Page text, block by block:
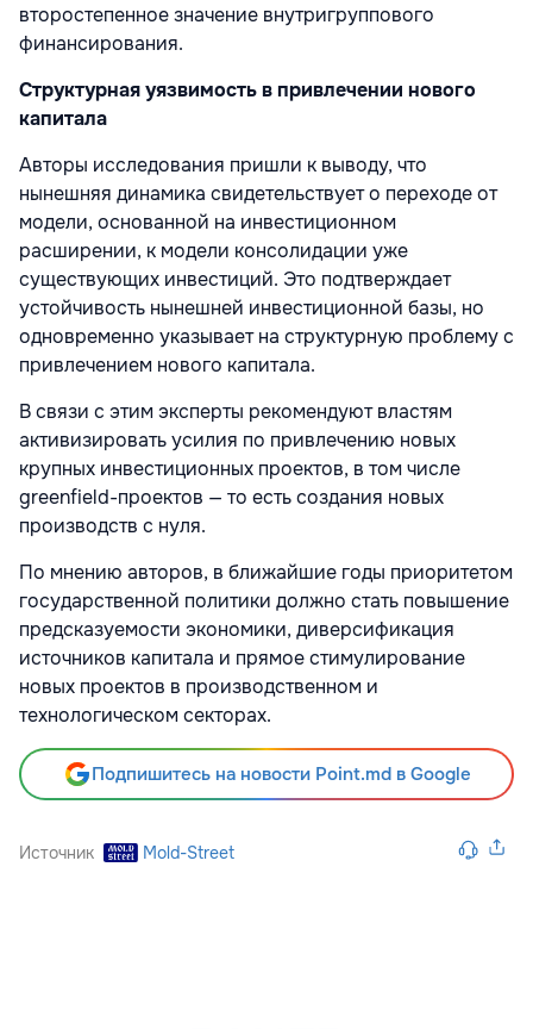
второстепенное значение внутригруппового
финансирования.
Структурная уязвимость в привлечении нового
капитала
Авторы исследования пришли к выводу, что
нынешняя динамика свидетельствует о переходе от
модели, основанной на инвестиционном
расширении, к модели консолидации уже
существующих инвестиций. Это подтверждает
устойчивость нынешней инвестиционной базы, но
одновременно указывает на структурную проблему с
привлечением нового капитала.
В связи с этим эксперты рекомендуют властям
активизировать усилия по привлечению новых
крупных инвестиционных проектов, в том числе
greenfield-проектов — то есть создания новых
производств с нуля.
По мнению авторов, в ближайшие годы приоритетом
государственной политики должно стать повышение
предсказуемости экономики, диверсификация
источников капитала и прямое стимулирование
новых проектов в производственном и
технологическом секторах.
Подпишитесь на новости Point.md в Google
Источник Mold-Street